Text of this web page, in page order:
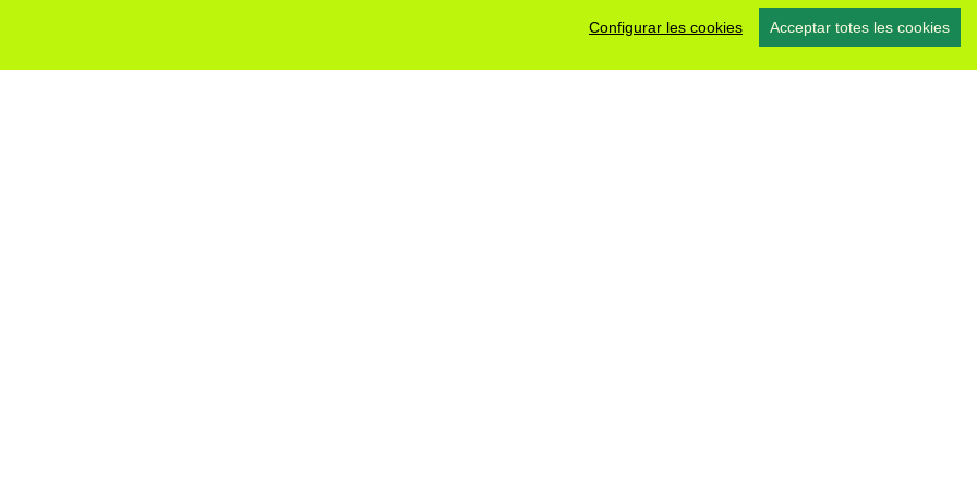
Configurar les cookies Acceptar totes les cookies